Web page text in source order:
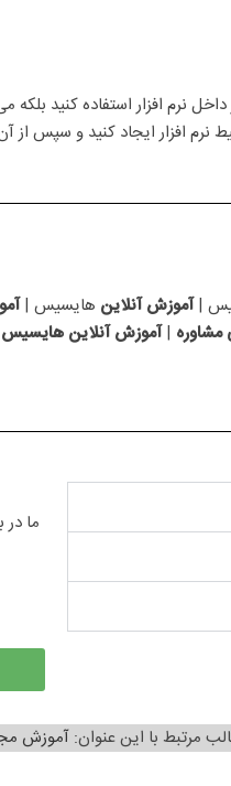
افزار ایجاد کنید و سپس از
|آموزش آنلاین هایسیس |
مشاوره |آموزش آنلاین
ما
مرتبط با این عنوان:آموزش